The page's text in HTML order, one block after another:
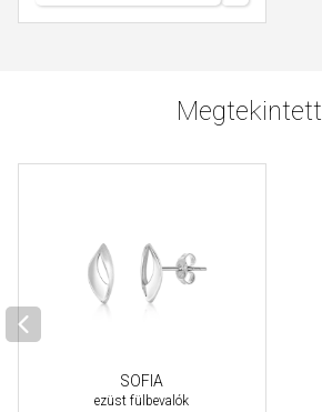
Megtekintett
SOFIA
ezüst fülbevalók